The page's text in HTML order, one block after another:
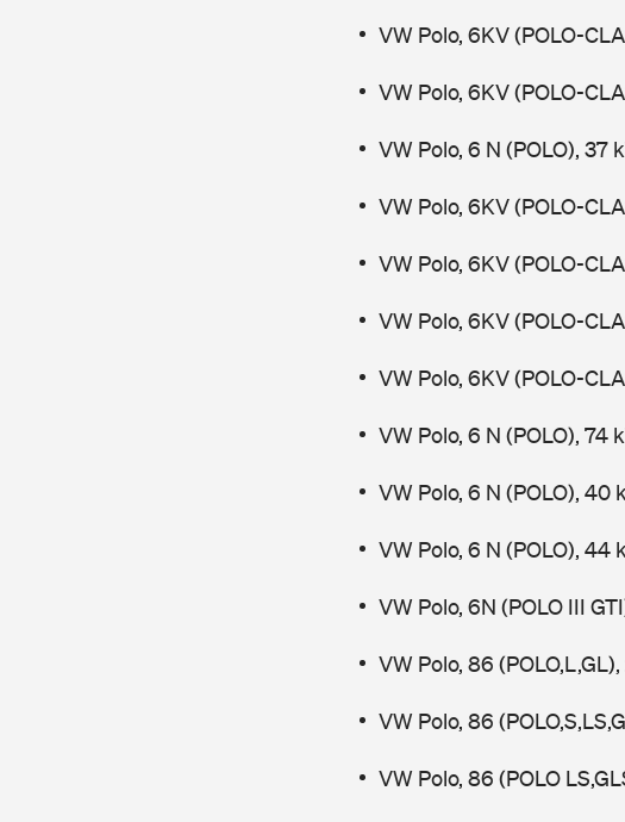
VW Polo, 6KV (POLO-
VW Polo, 6KV (POLO-
VW Polo, 6 N (POLO), 37
VW Polo, 6KV (POLO-
VW Polo, 6KV (POLO-
VW Polo, 6KV (POLO-
VW Polo, 6KV (POLO-
VW Polo, 6 N (POLO), 74
VW Polo, 6 N (POLO), 40
VW Polo, 6 N (POLO), 44
VW Polo, 6N (POLO III
VW Polo, 86
VW Polo, 86
VW Polo, 86 (POLO